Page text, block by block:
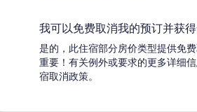
我可以免费取消我的预订并获
是的，此住宿部分房价类型提供免
重要！有关例外或要求的更多详细
宿取消政策。